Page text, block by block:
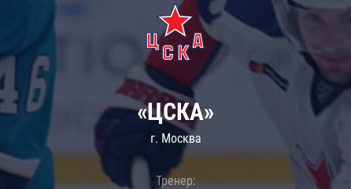
«ЦСКА»
г. Москва
Тренер: